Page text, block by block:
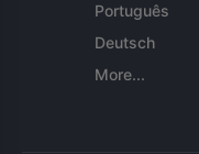
Português
Deutsch
More...